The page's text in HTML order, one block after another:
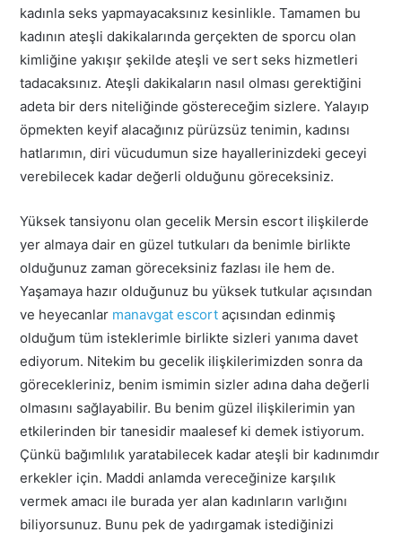
kadınla seks yapmayacaksınız kesinlikle. Tamamen bu
kadının ateşli dakikalarında gerçekten de sporcu olan
kimliğine yakışır şekilde ateşli ve sert seks hizmetleri
tadacaksınız. Ateşli dakikaların nasıl olması gerektiğini
adeta bir ders niteliğinde göstereceğim sizlere. Yalayıp
öpmekten keyif alacağınız pürüzsüz tenimin, kadınsı
hatlarımın, diri vücudumun size hayallerinizdeki geceyi
verebilecek kadar değerli olduğunu göreceksiniz.
Yüksek tansiyonu olan gecelik Mersin escort ilişkilerde
yer almaya dair en güzel tutkuları da benimle birlikte
olduğunuz zaman göreceksiniz fazlası ile hem de.
Yaşamaya hazır olduğunuz bu yüksek tutkular açısından
ve heyecanlar manavgat escort açısından edinmiş
olduğum tüm isteklerimle birlikte sizleri yanıma davet
ediyorum. Nitekim bu gecelik ilişkilerimizden sonra da
görecekleriniz, benim ismimin sizler adına daha değerli
olmasını sağlayabilir. Bu benim güzel ilişkilerimin yan
etkilerinden bir tanesidir maalesef ki demek istiyorum.
Çünkü bağımlılık yaratabilecek kadar ateşli bir kadınımdır
erkekler için. Maddi anlamda vereceğinize karşılık
vermek amacı ile burada yer alan kadınların varlığını
biliyorsunuz. Bunu pek de yadırgamak istediğinizi